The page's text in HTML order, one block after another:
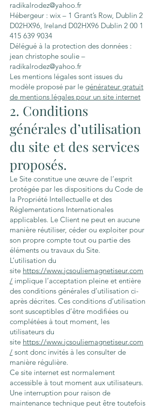
radikalrodez@yahoo.fr
Hébergeur : wix – 1 Grant’s Row, Dublin 2
D02HX96, Ireland D02HX96 Dublin 2 00 1
415 639 9034
Délégué à la protection des données :
jean christophe soulie –
radikalrodez@yahoo.fr
Les mentions légales sont issues du
modèle proposé par le générateur gratuit
de mentions légales pour un site internet
2. Conditions
générales d’utilisation
du site et des services
proposés.
Le Site constitue une œuvre de l’esprit
protégée par les dispositions du Code de
la Propriété Intellectuelle et des
Réglementations Internationales
applicables. Le Client ne peut en aucune
manière réutiliser, céder ou exploiter pour
son propre compte tout ou partie des
éléments ou travaux du Site.
L’utilisation du
site https://www.jcsouliemagnetiseur.com
/ implique l’acceptation pleine et entière
des conditions générales d’utilisation ci-
après décrites. Ces conditions d’utilisation
sont susceptibles d’être modifiées ou
complétées à tout moment, les
utilisateurs du
site https://www.jcsouliemagnetiseur.com
/ sont donc invités à les consulter de
manière régulière.
Ce site internet est normalement
accessible à tout moment aux utilisateurs.
Une interruption pour raison de
maintenance technique peut être toutefois